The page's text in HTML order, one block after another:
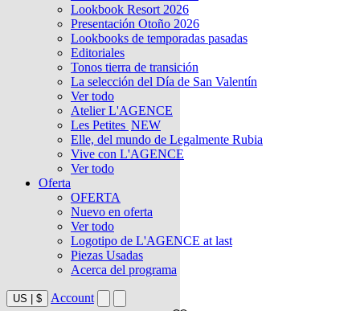
Lookbook Resort 2026
Presentación Otoño 2026
Lookbooks de temporadas pasadas
Editoriales
Tonos tierra de transición
La selección del Día de San Valentín
Ver todo
Atelier L'AGENCE
Les Petites NEW
Elle, del mundo de Legalmente Rubia
Vive con L'AGENCE
Ver todo
Oferta
OFERTA
Nuevo en oferta
Ver todo
Logotipo de L'AGENCE at last
Piezas Usadas
Acerca del programa
US $ Account